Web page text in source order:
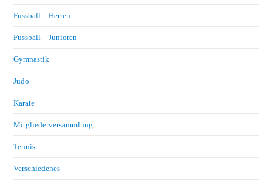
Fussball – Herren
Fussball – Junioren
Gymnastik
Judo
Karate
Mitgliederversammlung
Tennis
Verschiedenes